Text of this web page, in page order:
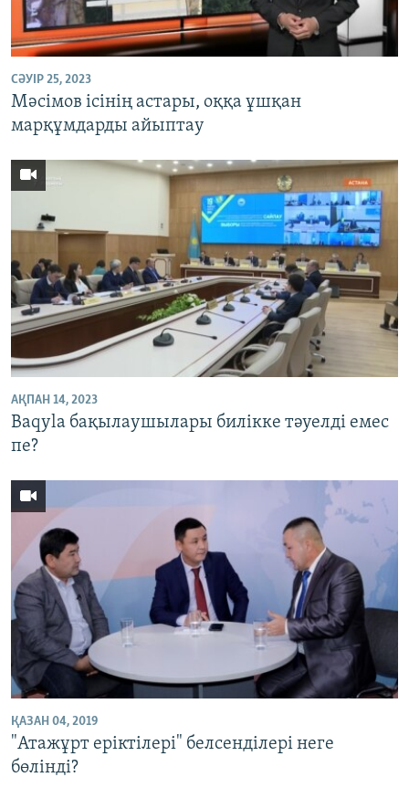
ЖАЗЫЛЫҢЫЗ
Басқа тілдерде
СӘУІР 25, 2023
Мәсімов ісінің астары, оққа ұшқан
марқұмдарды айыптау
АҚПАН 14, 2023
Baqyla бақылаушылары билікке тәуелді емес
пе?
ҚАЗАН 04, 2019
"Атажұрт еріктілері" белсенділері неге
бөлінді?